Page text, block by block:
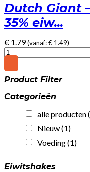
Dutch Giant
35% eiw...
€ 1.79(vanaf:€ 1.49)
Dutch
Giant
-
Beef
Original
quantity
Product Filter
Categorieën
alle producten
Nieuw(1)
Voeding(1)
Eiwitshakes